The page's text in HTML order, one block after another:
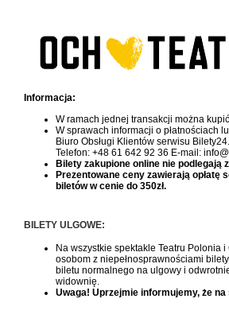
Informacja:
W ramach jednej transakcji można
W sprawach informacji o płatnościach
Biuro Obsługi Klientów serwisu
Telefon: +48 61 642 92 36 E-mail:
Bilety zakupione online nie podlegają
Prezentowane ceny zawierają opłatę
biletów w cenie do 350zł.
BILETY ULGOWE:
Na wszystkie spektakle Teatru Polonia
osobom z niepełnosprawnościami
biletu normalnego na ulgowy i
widownię.
Uwaga! Uprzejmie informujemy, że